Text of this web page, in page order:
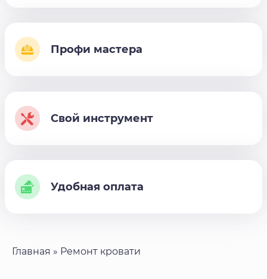
Профи мастера
Свой инструмент
Удобная оплата
Главная » Ремонт кровати